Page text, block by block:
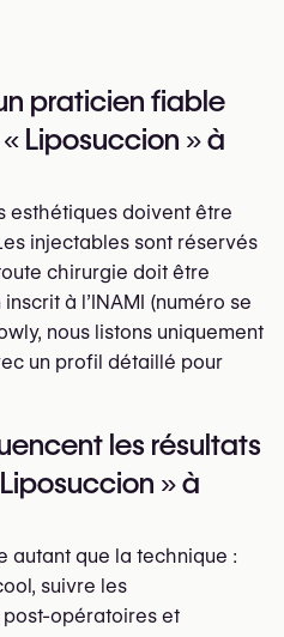
praticien fiable
Liposuccion » à
esthétiques doivent être
injectables sont réservés
chirurgie doit être
à l’INAMI (numéro se
nous listons uniquement
un profil détaillé pour
les résultats
» à
autant que la technique :
suivre les
opératoires et